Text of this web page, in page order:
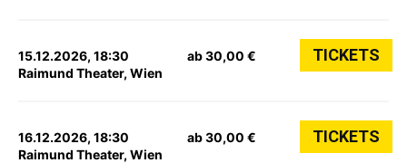
15.12.2026, 18:30
Raimund Theater, Wien
ab 30,00 € TICKETS
16.12.2026, 18:30
Raimund Theater, Wien
ab 30,00 € TICKETS